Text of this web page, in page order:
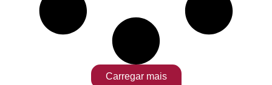
Carregar mais